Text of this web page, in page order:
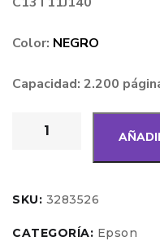
Color: NEGRO
Capacidad: 2.200
SKU: 3283526
CATEGORÍA: Epson